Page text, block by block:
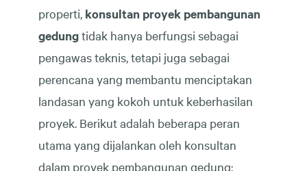
properti, konsultan proyek pembangunan
gedungtidak hanya berfungsi sebagai
pengawas teknis, tetapi juga sebagai
perencana yang membantu menciptakan
landasan yang kokoh untuk keberhasilan
proyek. Berikut adalah beberapa peran
utama yang dijalankan oleh konsultan
dalam proyek pembangunan gedung: